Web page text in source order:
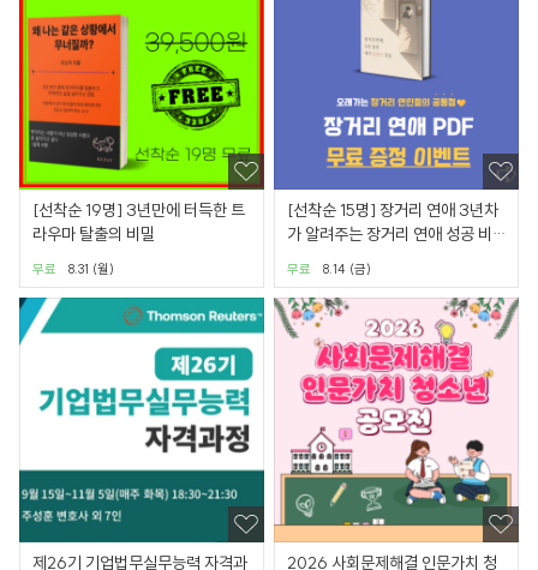
[선착순 19명] 3년만에 터득한 트
라우마 탈출의 비밀
8.31 (월)
무료
[선착순 15명] 장거리 연애 3년차
가 알려주는 장거리 연애 성공 비
8.14 (금)
무료
제26기 기업법무실무능력 자격과
2026 사회문제해결 인문가치 청